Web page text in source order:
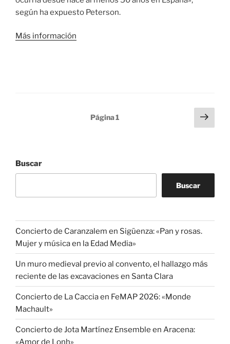
según ha expuesto Peterson.
Más información
Página1
Buscar
Buscar
Concierto de Caranzalem en Sigüenza: «Pan y rosas.
Mujer y música en la Edad Media»
Un muro medieval previo al convento, el hallazgo más
reciente de las excavaciones en Santa Clara
Concierto de La Caccia en FeMAP 2026: «Monde
Machault»
Concierto de Jota Martínez Ensemble en Aracena:
«Amor de Lonh»